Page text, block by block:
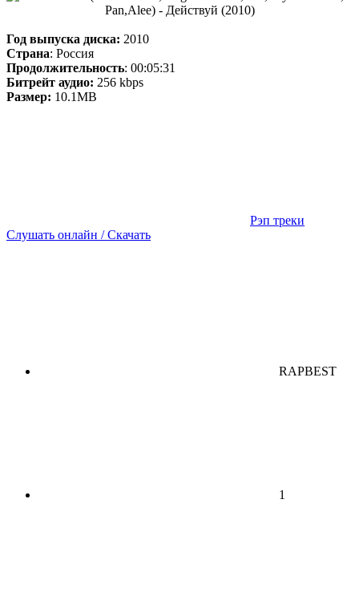
Год выпуска диска: 2010
Страна: Россия
Продолжительность: 00:05:31
Битрейт аудио: 256 kbps
Размер: 10.1MB
Рэп треки
Слушать онлайн / Скачать
RAPBEST
1